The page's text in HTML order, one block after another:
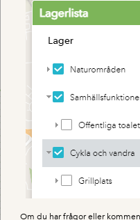
Om du har frågor eller